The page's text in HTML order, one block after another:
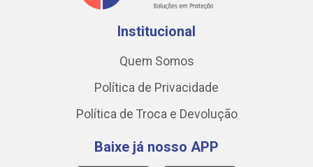
Institucional
Quem Somos
Política de Privacidade
Política de Troca e Devolução
Baixe já nosso APP